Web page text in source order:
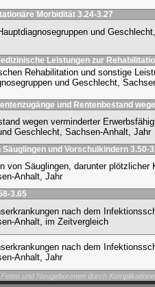
Morbidität 3.24-3.27
und
Leistungen zur
Rehabilitation und sonstige
und Geschlecht,
und Rentenbestand
wegen verminderter
Geschlecht, Sachsen-Anhalt, Jahr
und Vorschulkindern 3.50-
von Säuglingen, darunter plötzlicher
Anhalt, Jahr
3.65
nach dem
Anhalt, im Zeitvergleich
nach dem
Anhalt, Jahr
und Neugeborenen durch